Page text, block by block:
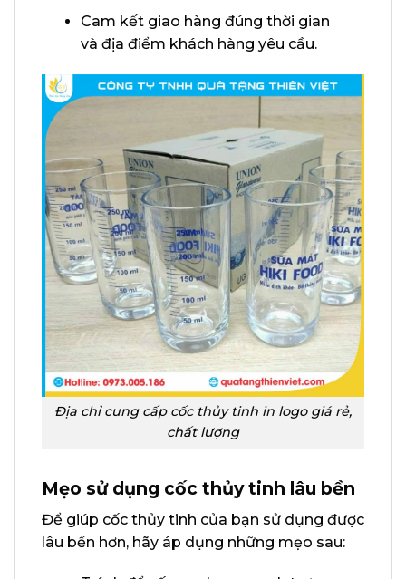
Cam kết giao hàng đúng thời gian
và địa điểm khách hàng yêu cầu.
Địa chỉ cung cấp cốc thủy tinh in logo giá rẻ,
chất lượng
Mẹo sử dụng cốc thủy tinh lâu bền
Để giúp cốc thủy tinh của bạn sử dụng được
lâu bền hơn, hãy áp dụng những mẹo sau: